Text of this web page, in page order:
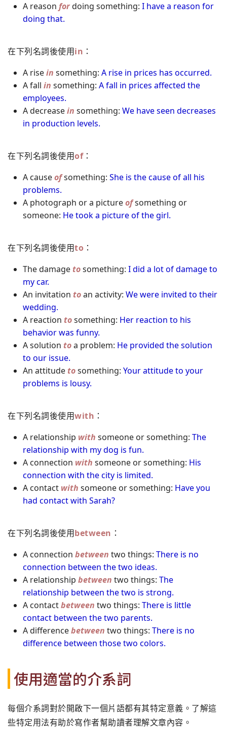
A reason fordoing something: I have a reason for
doing that.
在下列名詞後使用in ：
A risein something: A rise in prices has occurred.
A fall in something: A fall in prices affected the
employees.
A decreasein something: We have seen decreases
in production levels.
在下列名詞後使用of：
A causeofsomething: She is the cause of all his
problems.
A photograph or a pictureofsomething or
someone: He took a picture of the girl.
在下列名詞後使用to ：
The damagetosomething: I did a lot of damage to
my car.
An invitation toan activity: We were invited to their
wedding.
A reaction tosomething: Her reaction to his
behavior was funny.
A solution toa problem: He provided the solution
to our issue.
An attitudetosomething: Your attitude to your
problems is lousy.
在下列名詞後使用with ：
A relationship with someone or something: The
relationship with my dog is fun.
A connection with someone or something: His
connection with the city is limited.
A contact with someone or something: Have you
had contact with Sarah?
在下列名詞後使用between ：
A connection between two things: There is no
connection between the two ideas.
A relationship between two things: The
relationship between the two is strong.
A contactbetween two things: There is little
contact between the two parents.
A differencebetween two things: There is no
difference between those two colors.
使用適當的介系詞
每個介系詞對於開啟下一個片語都有其特定意義。了解這
些特定用法有助於寫作者幫助讀者理解文章內容。